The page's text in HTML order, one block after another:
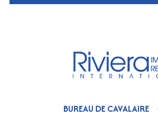
BUREAU DE CAVALAIRE